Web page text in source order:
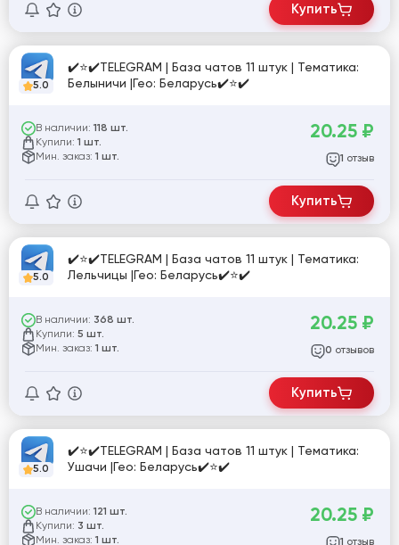
Купить
5.0
✔️⭐✔️TELEGRAM | База чатов 11 штук | Тематика:
Белыничи |Гео: Беларусь✔️⭐✔️
В наличии: 118 шт.
Купили: 1 шт.
Мин. заказ: 1 шт.
20.25 ₽
1 отзыв
Купить
5.0
✔️⭐✔️TELEGRAM | База чатов 11 штук | Тематика:
Лельчицы |Гео: Беларусь✔️⭐✔️
В наличии: 368 шт.
Купили: 5 шт.
Мин. заказ: 1 шт.
20.25 ₽
0 отзывов
Купить
5.0
✔️⭐✔️TELEGRAM | База чатов 11 штук | Тематика:
Ушачи |Гео: Беларусь✔️⭐✔️
В наличии: 121 шт.
Купили: 3 шт.
Мин. заказ: 1 шт.
20.25 ₽
1 отзыв